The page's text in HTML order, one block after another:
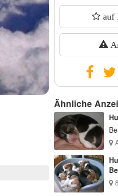
,, Inala von der
Nächster Wurf ist
auf
Ähnliche